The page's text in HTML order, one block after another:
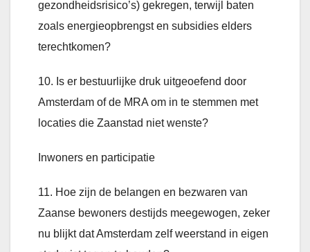
gezondheidsrisico’s) gekregen, terwijl baten
zoals energieopbrengst en subsidies elders
terechtkomen?
10. Is er bestuurlijke druk uitgeoefend door
Amsterdam of de MRA om in te stemmen met
locaties die Zaanstad niet wenste?
Inwoners en participatie
11. Hoe zijn de belangen en bezwaren van
Zaanse bewoners destijds meegewogen, zeker
nu blijkt dat Amsterdam zelf weerstand in eigen